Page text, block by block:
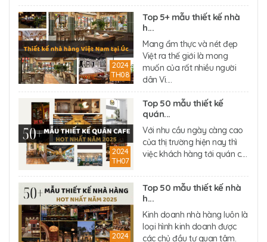
2024
TH08
Top 5+ mẫu thiết kế nhà
h...
Mang ẩm thực và nét đẹp
Việt ra thế giới là mong
muốn của rất nhiều người
dân Vi....
2024
TH07
Top 50 mẫu thiết kế
quán...
Với nhu cầu ngày càng cao
của thị trường hiện nay thì
việc khách hàng tới quán c....
2024
Top 50 mẫu thiết kế nhà
h...
Kinh doanh nhà hàng luôn là
loại hình kinh doanh được
các chủ đầu tư quan tâm.